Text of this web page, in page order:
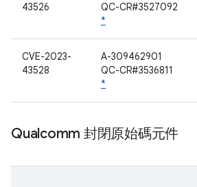
43526
QC-CR#3527092
*
CVE-2023-
43528
A-309462901
QC-CR#3536811
*
Qualcomm 封閉原始碼元件